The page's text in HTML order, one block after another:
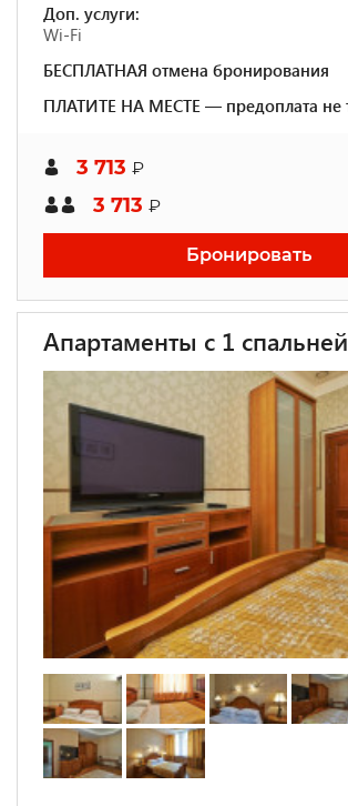
Доп. услуги:
Wi-Fi
БЕСПЛАТНАЯ отмена бронирования
ПЛАТИТЕ НА МЕСТЕ — предоплата не
3 713 ₽
3 713 ₽
Бронировать
Апартаменты с 1 спальней